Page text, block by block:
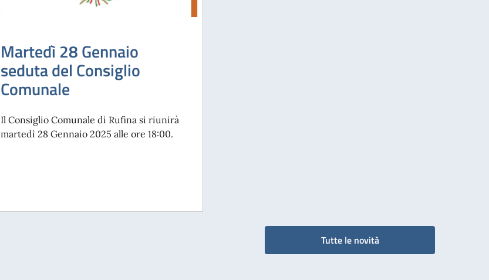
Martedì 28 Gennaio
seduta del Consiglio
Comunale
Il Consiglio Comunale di Rufina si riunirà
martedì 28 Gennaio 2025 alle ore 18:00.
Tutte le novità